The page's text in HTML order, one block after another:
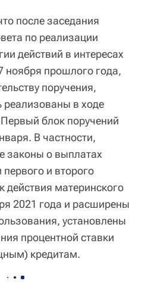
после заседания
по реализации
действий в интересах
ноября прошлого года,
поручения,
в ходе
блок поручений
В частности,
законы о выплатах
и второго
действия материнского
2021 года и расширены
установлены
процентной ставки
кредитам.